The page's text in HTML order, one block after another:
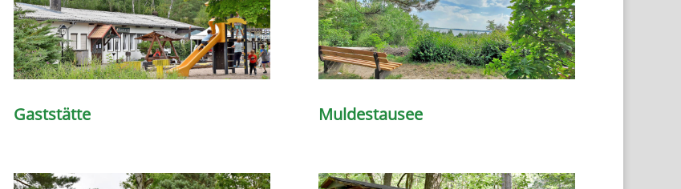
Gaststätte Muldestausee